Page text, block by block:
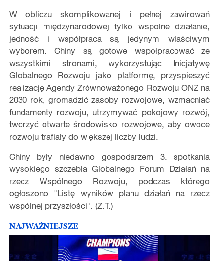
W obliczu skomplikowanej i pełnej zawirowań
sytuacji międzynarodowej tylko wspólne działanie,
jedność i współpraca są jedynym właściwym
wyborem. Chiny są gotowe współpracować ze
wszystkimi stronami, wykorzystując Inicjatywę
Globalnego Rozwoju jako platformę, przyspieszyć
realizację Agendy Zrównoważonego Rozwoju ONZ na
2030 rok, gromadzić zasoby rozwojowe, wzmacniać
fundamenty rozwoju, utrzymywać pokojowy rozwój,
tworzyć otwarte środowisko rozwojowe, aby owoce
rozwoju trafiały do większej liczby ludzi.
Chiny były niedawno gospodarzem 3. spotkania
wysokiego szczebla Globalnego Forum Działań na
rzecz Wspólnego Rozwoju, podczas którego
ogłoszono "Listę wyników planu działań na rzecz
wspólnej przyszłości". (Z.T.)
NAJWAŻNIEJSZE